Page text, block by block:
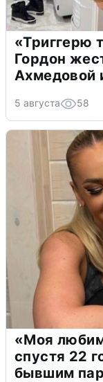
«Триггерю
Гордон
Ахмедовой
5 августа 58
«Моя
спустя 22
бывшим